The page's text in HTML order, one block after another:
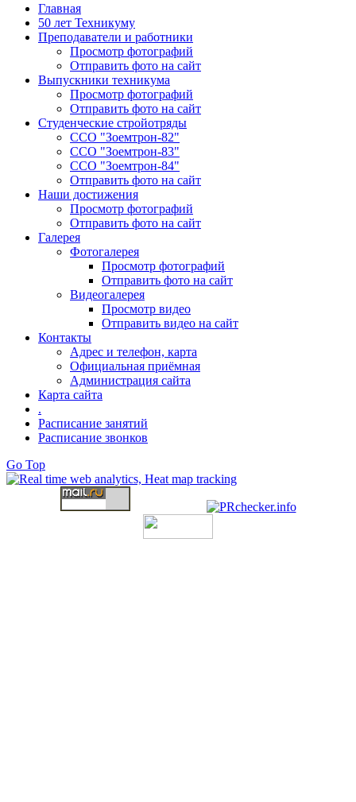
Главная
50 лет Техникуму
Преподаватели и работники
Просмотр фотографий
Отправить фото на сайт
Выпускники техникума
Просмотр фотографий
Отправить фото на сайт
Студенческие стройотряды
ССО "Зоемтрон-82"
ССО "Зоемтрон-83"
ССО "Зоемтрон-84"
Отправить фото на сайт
Наши достижения
Просмотр фотографий
Отправить фото на сайт
Галерея
Фотогалерея
Просмотр фотографий
Отправить фото на сайт
Видеогалерея
Просмотр видео
Отправить видео на сайт
Контакты
Адрес и телефон, карта
Официальная приёмная
Администрация сайта
Карта сайта
.
Расписание занятий
Расписание звонков
Go Top